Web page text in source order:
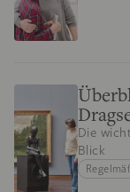
Die
Blick